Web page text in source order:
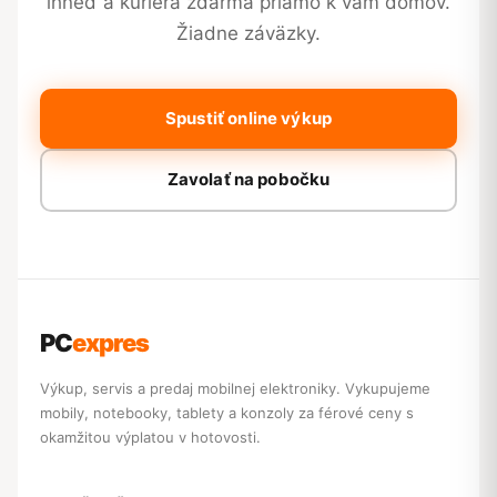
Žiadne záväzky.
Spustiť online výkup
Zavolať na pobočku
PCexpres
Výkup, servis a predaj mobilnej elektroniky. Vykupujeme
mobily, notebooky, tablety a konzoly za férové ceny s
okamžitou výplatou v hotovosti.